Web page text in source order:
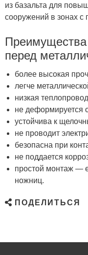
из базальта для
сооружений в зонах
Преимущества
перед
более высокая
легче
низкая
не деформируется
устойчива к
не проводит
безопасна при
не поддается
простой монтаж —
ножниц.
ПОДЕЛИТЬСЯ